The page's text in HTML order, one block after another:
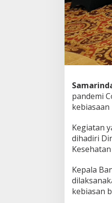
pandemi
kebiasaan
Kegiatan
dihadiri
Kepala
kebiasan